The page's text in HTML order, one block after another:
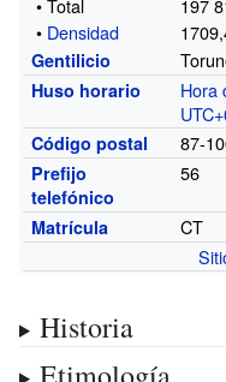
• Total 197
• Densidad
Gentilicio
Huso horario Hora
Código postal 87-
Prefijo
telefónico
56
Matrícula
CT
Historia